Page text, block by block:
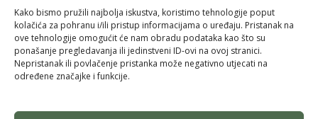
Kako bismo pružili najbolja iskustva, koristimo tehnologije poput
kolačića za pohranu i/ili pristup informacijama o uređaju. Pristanak na
ove tehnologije omogućit će nam obradu podataka kao što su
ponašanje pregledavanja ili jedinstveni ID-ovi na ovoj stranici.
Nepristanak ili povlačenje pristanka može negativno utjecati na
određene značajke i funkcije.
Nedjelja - ZATVORENO